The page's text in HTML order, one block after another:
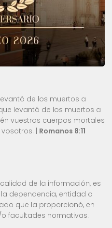
de los muertos a
levantó de los muertos a
vuestros cuerpos mortales
| Romanos 8:11
de la información, es
dependencia, entidad o
que la proporcionó, en
facultades normativas.